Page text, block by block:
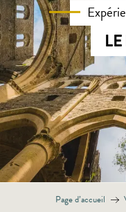
Page d’accueil